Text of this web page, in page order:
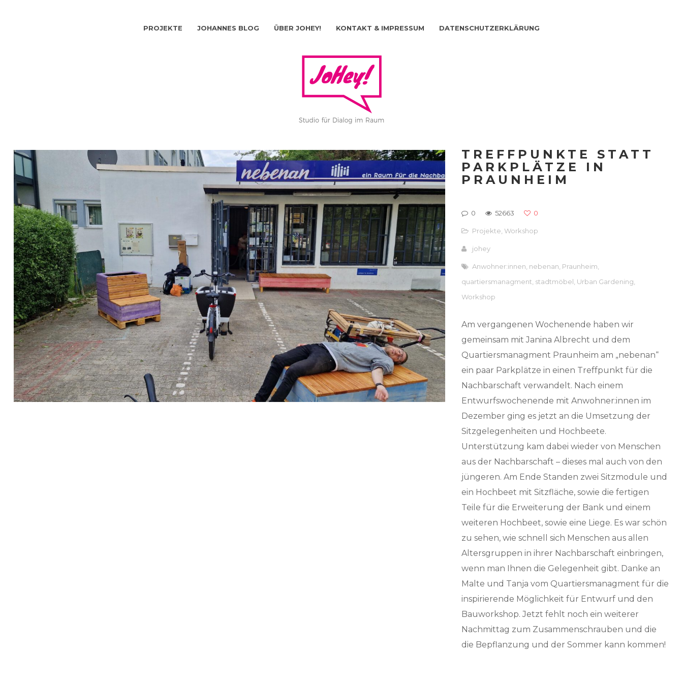
PROJEKTE JOHANNES BLOG ÜBER JOHEY! KONTAKT & IMPRESSUM DATENSCHUTZERKLÄRUNG
TREFFPUNKTE STATT
PARKPLÄTZE IN
PRAUNHEIM
0 52663 0
Projekte ,Workshop
johey
Anwohner:innen nebenan Praunheim
quartiersmanagment stadtmöbel Urban Gardening
Workshop
Am vergangenen Wochenende haben wir
gemeinsam mit Janina Albrecht und dem
Quartiersmanagment Praunheim am „nebenan“
ein paar Parkplätze in einen Treffpunkt für die
Nachbarschaft verwandelt. Nach einem
Entwurfswochenende mit Anwohner:innen im
Dezember ging es jetzt an die Umsetzung der
Sitzgelegenheiten und Hochbeete.
Unterstützung kam dabei wieder von Menschen
aus der Nachbarschaft – dieses mal auch von den
jüngeren. Am Ende Standen zwei Sitzmodule und
ein Hochbeet mit Sitzfläche, sowie die fertigen
Teile für die Erweiterung der Bank und einem
weiteren Hochbeet, sowie eine Liege. Es war schön
zu sehen, wie schnell sich Menschen aus allen
Altersgruppen in ihrer Nachbarschaft einbringen,
wenn man Ihnen die Gelegenheit gibt. Danke an
Malte und Tanja vom Quartiersmanagment für die
inspirierende Möglichkeit für Entwurf und den
Bauworkshop. Jetzt fehlt noch ein weiterer
Nachmittag zum Zusammenschrauben und die
die Bepflanzung und der Sommer kann kommen!